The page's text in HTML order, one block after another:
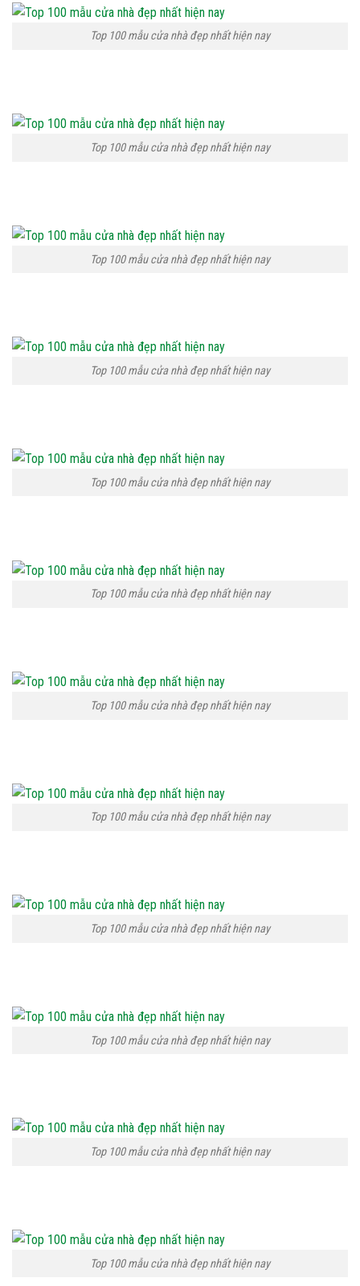
Top 100 mẫu cửa nhà đẹp nhất hiện nay
Top 100 mẫu cửa nhà đẹp nhất hiện nay
Top 100 mẫu cửa nhà đẹp nhất hiện nay
Top 100 mẫu cửa nhà đẹp nhất hiện nay
Top 100 mẫu cửa nhà đẹp nhất hiện nay
Top 100 mẫu cửa nhà đẹp nhất hiện nay
Top 100 mẫu cửa nhà đẹp nhất hiện nay
Top 100 mẫu cửa nhà đẹp nhất hiện nay
Top 100 mẫu cửa nhà đẹp nhất hiện nay
Top 100 mẫu cửa nhà đẹp nhất hiện nay
Top 100 mẫu cửa nhà đẹp nhất hiện nay
Top 100 mẫu cửa nhà đẹp nhất hiện nay